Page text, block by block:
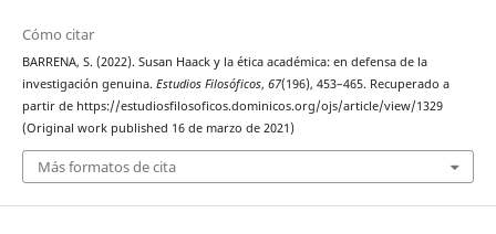
Cómo citar
BARRENA, S. (2022). Susan Haack y la ética académica: en defensa de la
investigación genuina. Estudios Filosóficos, 67(196), 453–465. Recuperado a
partir de https://estudiosfilosoficos.dominicos.org/ojs/article/view/1329
(Original work published 16 de marzo de 2021)
Más formatos de cita